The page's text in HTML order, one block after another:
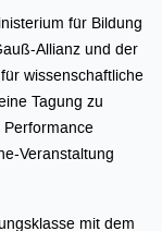
für Bildung
Allianz und der
wissenschaftliche
Tagung zu
Performance
Veranstaltung
mit dem